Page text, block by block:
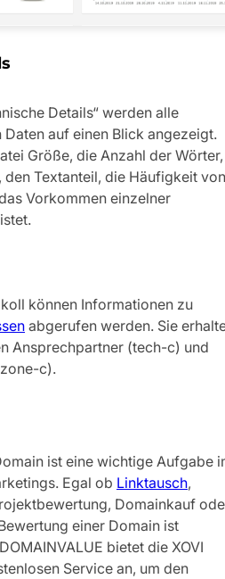
Details“ werden alle
auf einen Blick angezeigt.
Größe, die Anzahl der Wörter,
den Textanteil, die Häufigkeit von
Vorkommen einzelner
können Informationen zu
abgerufen werden. Sie
Ansprechpartner (tech-c) und
c).
ist eine wichtige Aufgabe
Egal ob Linktausch,
Domainkauf
einer Domain ist
bietet die XOVI
Service an, um den